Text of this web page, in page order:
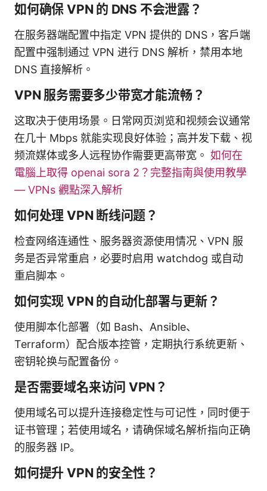
如何确保 VPN 的 DNS 不会泄露？
在服务器端配置中指定 VPN 提供的 DNS，客户端
配置中强制通过 VPN 进行 DNS 解析，禁用本地
DNS 直接解析。
VPN 服务需要多少带宽才能流畅？
这取决于使用场景。日常网页浏览和视频会议通常
在几十 Mbps 就能实现良好体验；高并发下载、视
频流媒体或多人远程协作需要更高带宽。 如何在
電腦上取得 openai sora 2？完整指南與使用教學
— VPNs 觀點深入解析
如何处理 VPN 断线问题？
检查网络连通性、服务器资源使用情况、VPN 服
务是否异常重启，必要时启用 watchdog 或自动
重启脚本。
如何实现 VPN 的自动化部署与更新？
使用脚本化部署（如 Bash、Ansible、
Terraform）配合版本控管，定期执行系统更新、
密钥轮换与配置备份。
是否需要域名来访问 VPN？
使用域名可以提升连接稳定性与可记性，同时便于
证书管理；若使用域名，请确保域名解析指向正确
的服务器 IP。
如何提升 VPN 的安全性？